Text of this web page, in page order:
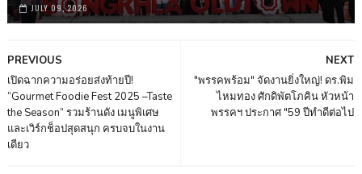
JULY 09, 2026
NEXT
"พรรคพร้อม" จัดงานยิ่งใหญ่! ดร.พิม
ไหมทอง ศักดิพัตโภคิน หัวหน้า
พรรคฯ ประกาศ "59 ปีทำดีต่อไป
PREVIOUS
เปิดฉากความอร่อยส่งท้ายปี!
“Gourmet Foodie Fest 2025 –Taste
the Season” รวมร้านดัง เมนูพิเศษ
และเวิร์กช็อปสุดสนุก ครบจบในงาน
เดียว